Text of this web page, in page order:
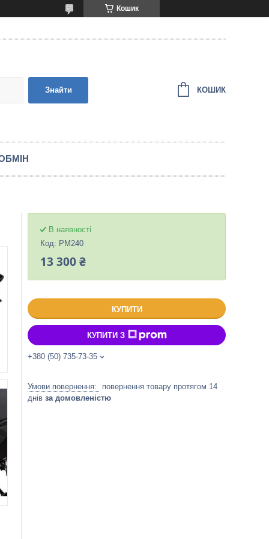
Кошик
Знайти КОШИК
В наявності
Код: PM240
13 300 ₴
КУПИТИ
КУПИТИ З
+380 (50) 735-73-35
повернення товару протягом 14
днів за домовленістю